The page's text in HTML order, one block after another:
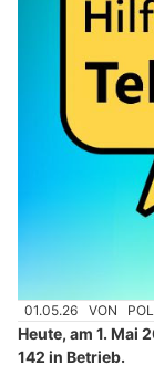
01.05.26 VON
Heute, am 1. Mai
142 in Betrieb.